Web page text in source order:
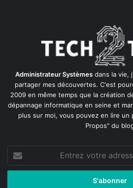
Administrateur Systèmes dans la vie,
partager mes découvertes. C'est
2009 en même temps que la création
dépannage informatique en seine et
plus sur moi, vous pouvez en lire un
Propos" du
votre
adresse